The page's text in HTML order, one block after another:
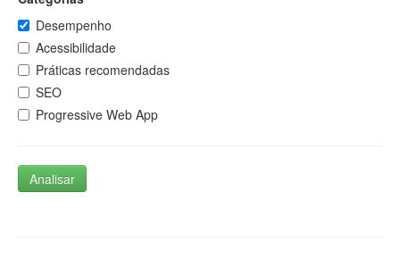
Desempenho
Acessibilidade
Práticas recomendadas
SEO
Progressive Web App
Analisar